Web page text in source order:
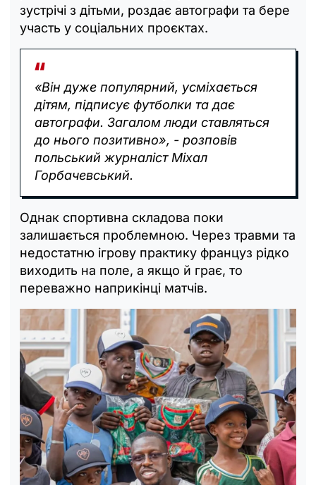
зустрічі з дітьми, роздає автографи та бере
участь у соціальних проєктах.
«Він дуже популярний, усміхається
дітям, підписує футболки та дає
автографи. Загалом люди ставляться
до нього позитивно», - розповів
польський журналіст Міхал
Горбачевський.
Однак спортивна складова поки
залишається проблемною. Через травми та
недостатню ігрову практику француз рідко
виходить на поле, а якщо й грає, то
переважно наприкінці матчів.